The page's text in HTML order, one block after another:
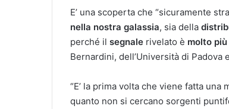
E’ una scoperta che “sicuramente
nella nostra galassia, sia della
perché il segnale rivelato è molto
Bernardini, dell’Università di
“E’ la prima volta che viene fatta
quanto non si cercano sorgenti